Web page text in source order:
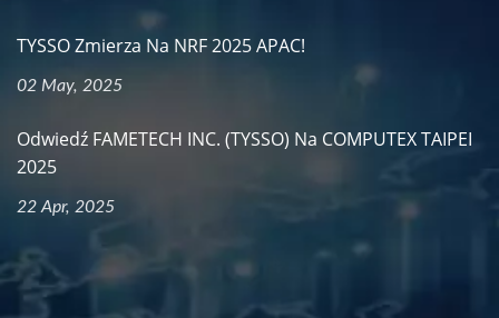
TYSSO Zmierza Na NRF 2025 APAC!
02 May, 2025
Odwiedź FAMETECH INC. (TYSSO) Na COMPUTEX TAIPEI
2025
22 Apr, 2025